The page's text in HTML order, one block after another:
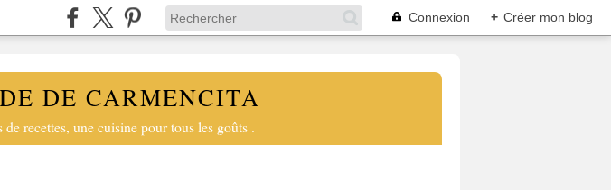
Connexion + Créer mon blog
DE CARMENCITA
recettes, une cuisine pour tous les goûts .